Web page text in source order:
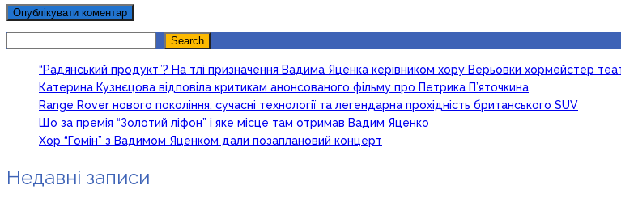
Search
“Радянський продукт”? На тлі призначення Вадима Яценка керівником хору Верьовки хормейстер
Катерина Кузнєцова відповіла критикам анонсованого фільму про Петрика П’яточкина
Range Rover нового покоління: сучасні технології та легендарна прохідність британського SUV
Що за премія “Золотий ліфон” і яке місце там отримав Вадим Яценко
Хор “Гомін” з Вадимом Яценком дали позаплановий концерт
Недавні записи